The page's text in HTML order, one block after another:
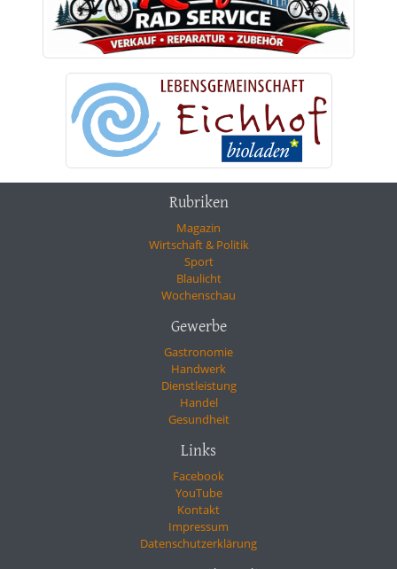
Rubriken
Magazin
Wirtschaft & Politik
Sport
Blaulicht
Wochenschau
Gewerbe
Gastronomie
Handwerk
Dienstleistung
Handel
Gesundheit
Links
Facebook
YouTube
Kontakt
Impressum
Datenschutzerklärung